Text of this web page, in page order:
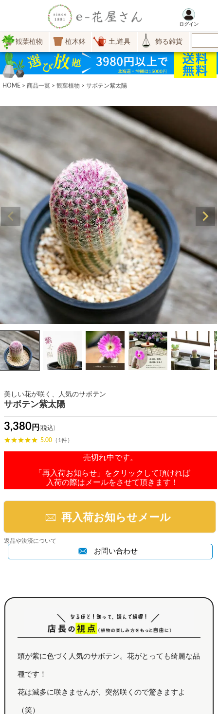
ログイン
観葉植物 植木鉢 土,道具 飾る雑貨
HOME 商品一覧 観葉植物 サボテン紫太陽
美しい花が咲く、人気のサボテン
サボテン紫太陽
3,380
5.00 （1件）
売切れ中です。
「再入荷お知らせ」をクリックして頂ければ
入荷の際はメールをさせて頂きます！
再入荷お知らせメール
お問い合わせ
返品や決済について
頭が紫に色づく人気のサボテン。花がとっても綺麗な品
種です！
花は滅多に咲きませんが、突然咲くので驚きますよ
（笑）